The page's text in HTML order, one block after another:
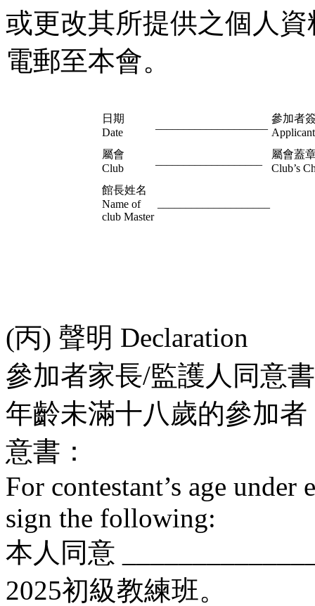
或更改其所提供之個人
電郵至本會。
日期
Date
參加者
屬會
Club
屬會蓋
Club’s
館長姓名
Name of
club Master
(丙) 聲明 Declaration
參加者家長/監護人同意書
年齡未滿十八歲的參加
意書：
For contestant’s age under
sign the following:
本人同意
2025初級教練班。